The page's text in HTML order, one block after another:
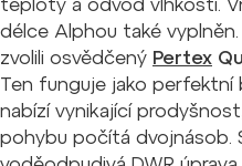
teploty a odvod vlhkosti.
délce Alphou také
zvolili osvědčený Pertex
Ten funguje jako perfektní
nabízí vynikající
pohybu počítá dvojnásob.